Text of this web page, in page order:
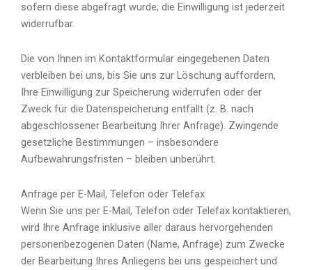
sofern diese abgefragt wurde; die Einwilligung ist jederzeit
widerrufbar.
Die von Ihnen im Kontaktformular eingegebenen Daten
verbleiben bei uns, bis Sie uns zur Löschung auffordern,
Ihre Einwilligung zur Speicherung widerrufen oder der
Zweck für die Datenspeicherung entfällt (z. B. nach
abgeschlossener Bearbeitung Ihrer Anfrage). Zwingende
gesetzliche Bestimmungen – insbesondere
Aufbewahrungsfristen – bleiben unberührt.
Anfrage per E-Mail, Telefon oder Telefax
Wenn Sie uns per E-Mail, Telefon oder Telefax kontaktieren,
wird Ihre Anfrage inklusive aller daraus hervorgehenden
personenbezogenen Daten (Name, Anfrage) zum Zwecke
der Bearbeitung Ihres Anliegens bei uns gespeichert und